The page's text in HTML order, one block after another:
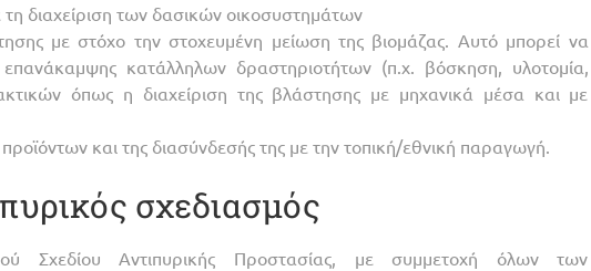
διαχείριση των δασικών οικοσυστημάτων
με στόχο την στοχευμένη μείωση της βιομάζας. Αυτό μπορεί να
κατάλληλων δραστηριοτήτων (π.χ. βόσκηση, υλοτομία,
όπως η διαχείριση της βλάστησης με μηχανικά μέσα και με
και της διασύνδεσής της με την τοπική/εθνική παραγωγή.
σχεδιασμός
Σχεδίου Αντιπυρικής Προστασίας, με συμμετοχή όλων των